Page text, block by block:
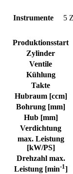
Instrumente 5
Produktionsstart
Zylinder
Ventile
Kühlung
Takte
Hubraum [ccm]
Bohrung [mm]
Hub [mm]
Verdichtung
max. Leistung
[kW/PS]
Drehzahl max.
Leistung [min-1]